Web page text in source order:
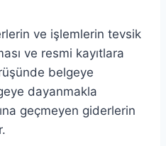
ve işlemlerin tevsik
ve resmi kayıtlara
belgeye
dayanmakla
geçmeyen giderlerin